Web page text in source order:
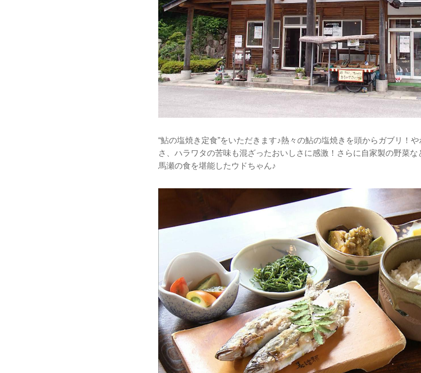
“鮎の塩焼き定食”をいただきます♪熱々の鮎の塩焼きを頭からガブリ！
さ、ハラワタの苦味も混ざったおいしさに感激！さらに自家製の野菜な
馬瀬の食を堪能したウドちゃん♪